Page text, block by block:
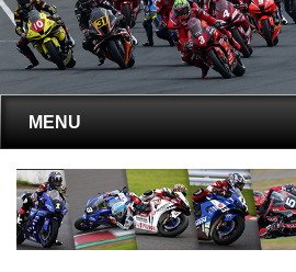
MENU
トップ
全日本ロードレース選手権とは?